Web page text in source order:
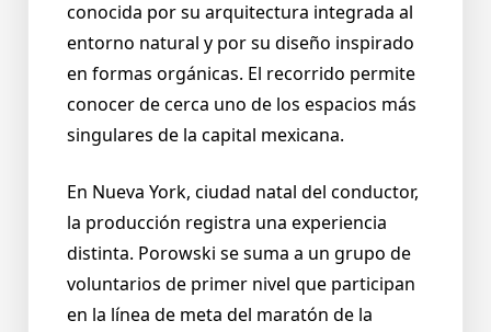
conocida por su arquitectura integrada al
entorno natural y por su diseño inspirado
en formas orgánicas. El recorrido permite
conocer de cerca uno de los espacios más
singulares de la capital mexicana.
En Nueva York, ciudad natal del conductor,
la producción registra una experiencia
distinta. Porowski se suma a un grupo de
voluntarios de primer nivel que participan
en la línea de meta del maratón de la